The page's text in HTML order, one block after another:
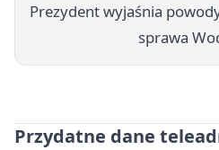
Prezydent wyjaśnia
sprawa
Przydatne dane